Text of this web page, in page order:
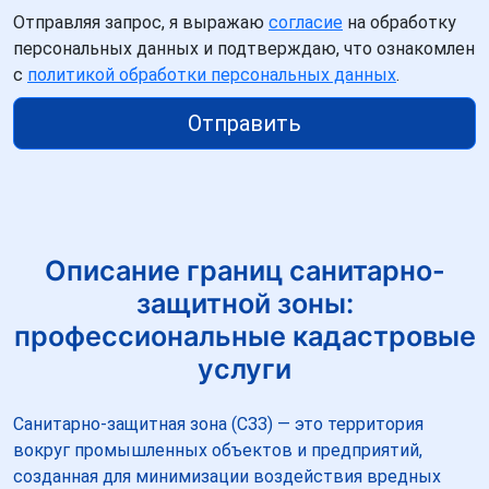
Отправляя запрос, я выражаю согласие на обработку
персональных данных и подтверждаю, что ознакомлен
с политикой обработки персональных данных.
Отправить
Описание границ санитарно-
защитной зоны:
профессиональные кадастровые
услуги
Санитарно-защитная зона (СЗЗ) — это территория
вокруг промышленных объектов и предприятий,
созданная для минимизации воздействия вредных